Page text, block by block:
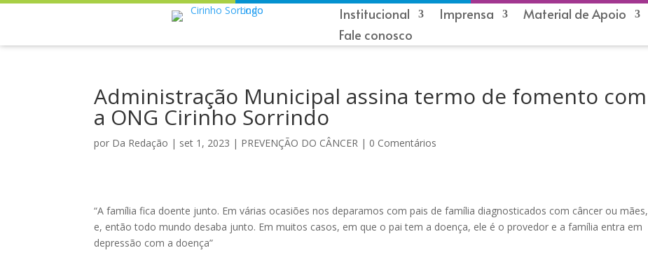
Institucional Imprensa Material de Apoio
Fale conosco
Administração Municipal assina termo de fomento com
a ONG Cirinho Sorrindo
por Da Redação | set 1, 2023 | PREVENÇÃO DO CÂNCER | 0 Comentários
“A família fica doente junto. Em várias ocasiões nos deparamos com pais de família diagnosticados com câncer ou mães,
e, então todo mundo desaba junto. Em muitos casos, em que o pai tem a doença, ele é o provedor e a família entra em
depressão com a doença”